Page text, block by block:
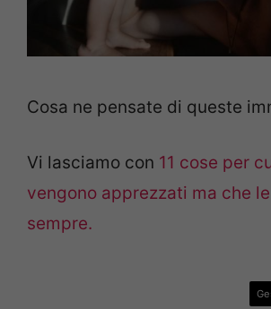
Cosa ne pensate di queste
Vi lasciamo con 11 cose per
vengono apprezzati ma che
sempre.